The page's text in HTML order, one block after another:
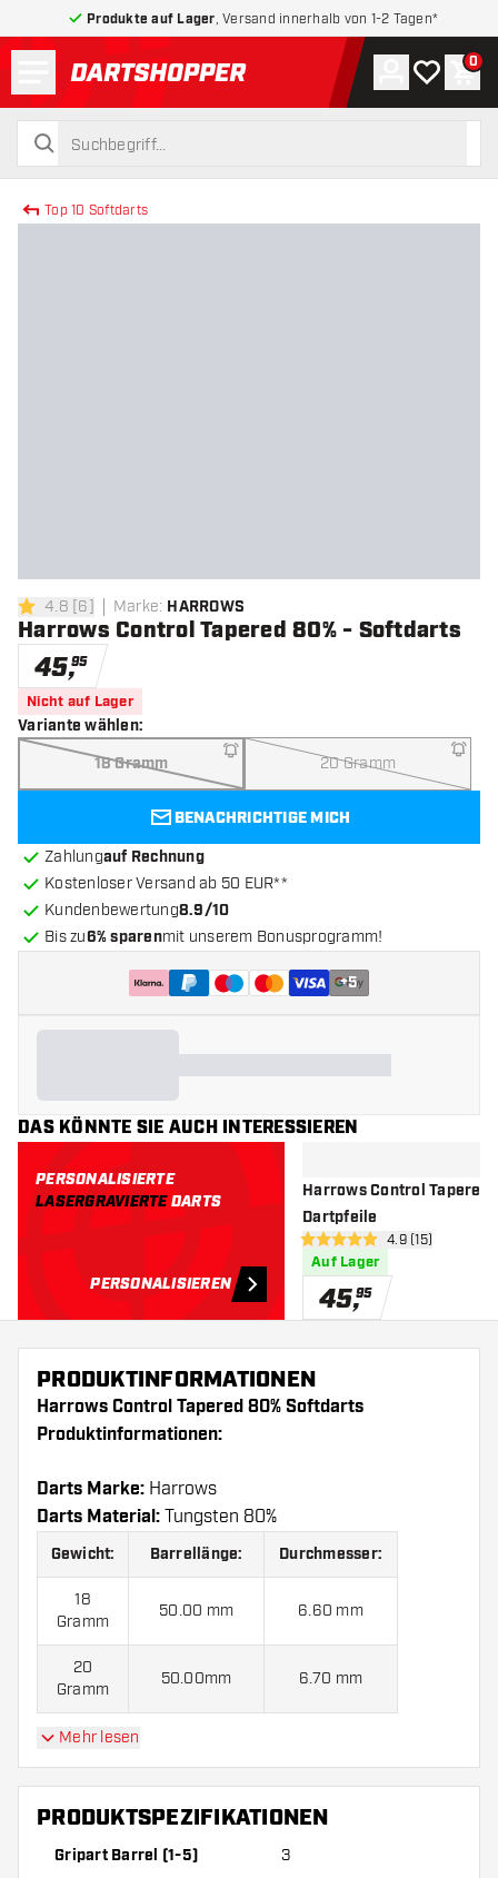
Produkte auf Lager , Versand innerhalb von 1-2 Tagen*
zurück zur Startseite
suchen
suchen
Konto
Meine 0
Top 10 Softdarts
4.8 Bewertungssterne
4.8 [6] Marke: HARROWS
Harrows Control Tapered 80% - Softdarts
45,95
Nicht auf Lager
Variante wählen:
18 Gramm
20 Gramm
BENACHRICHTIGE MICH
Zahlungauf Rechnung
Kostenloser Versand ab 50 EUR**
Kundenbewertung8.9/10
Bis zu6% sparenmit unserem Bonusprogramm!
+5
DAS KÖNNTE SIE AUCH INTERESSIEREN
PERSONALISIERTE
LASERGRAVIERTEDARTS
PERSONALISIEREN
Harrows Control Tapered
Dartpfeile
4.9 Bewertungssterne
4.9 (15)
Auf Lager
45,95
PRODUKTINFORMATIONEN
Harrows Control Tapered 80% Softdarts
Produktinformationen:
Darts Marke: Harrows
Darts Material: Tungsten 80%
Gewicht: Barrellänge: Durchmesser:
18
Gramm
50.00 mm 6.60 mm
20
Gramm
50.00mm 6.70 mm
Harrows Control Tapered 80% Softdarts kommen
Mehr lesen
PRODUKTSPEZIFIKATIONEN
Gripart Barrel (1-5) 3